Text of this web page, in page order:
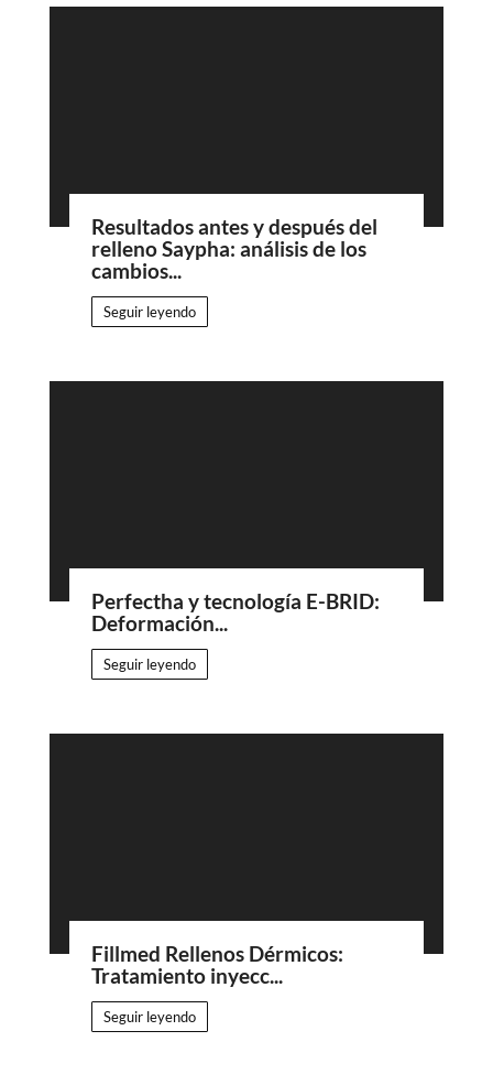
Resultados antes y después del
relleno Saypha: análisis de los
cambios...
Seguir leyendo
Perfectha y tecnología E-BRID:
Deformación...
Seguir leyendo
Fillmed Rellenos Dérmicos:
Tratamiento inyecc...
Seguir leyendo